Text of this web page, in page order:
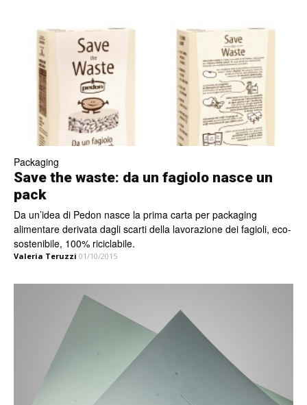
Packaging
Save the waste: da un fagiolo nasce un
pack
Da un’idea di Pedon nasce la prima carta per packaging
alimentare derivata dagli scarti della lavorazione dei fagioli, eco-
sostenibile, 100% riciclabile.
Valeria Teruzzi 01/10/2015